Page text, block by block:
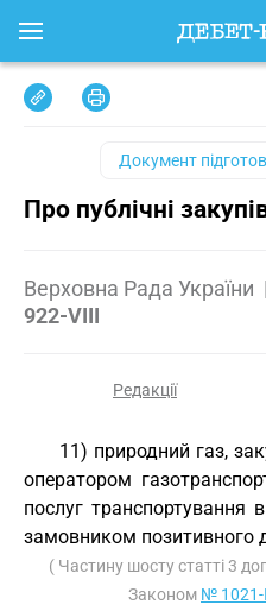
Документ
Про публічні
Верховна Рада України |
922-VIII
Редакції
11) природний газ,
оператором
послуг транспортування
замовником позитивного
( Частину шосту статті 3
Законом № 1021-